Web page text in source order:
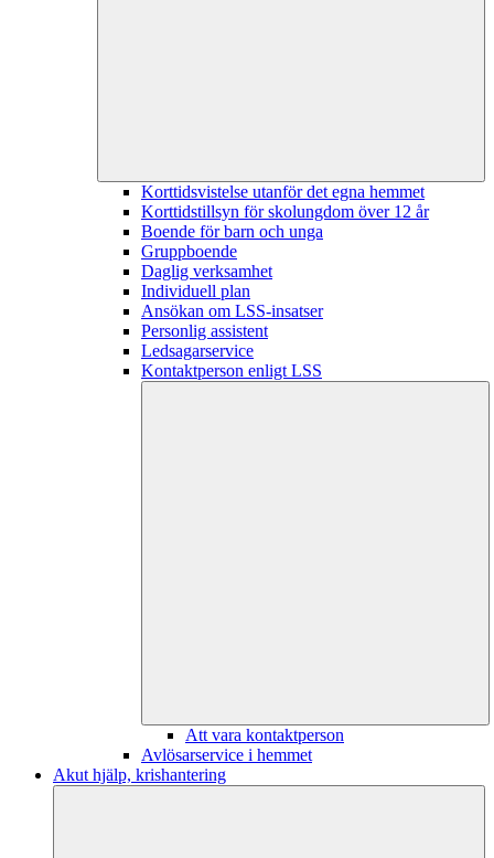
Korttidsvistelse utanför det egna hemmet
Korttidstillsyn för skolungdom över 12 år
Boende för barn och unga
Gruppboende
Daglig verksamhet
Individuell plan
Ansökan om LSS-insatser
Personlig assistent
Ledsagarservice
Kontaktperson enligt LSS
Att vara kontaktperson
Avlösarservice i hemmet
Akut hjälp, krishantering